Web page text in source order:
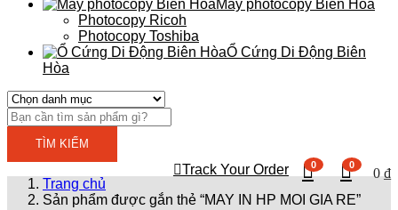
Máy photocopy Biên Hòa
Photocopy Ricoh
Photocopy Toshiba
Ổ Cứng Di Động Biên
Hòa
TÌM KIẾM
0
0₫
0
Track Your Order
Trang chủ
Sản phẩm được gắn thẻ “MAY IN HP MOI GIA RE”